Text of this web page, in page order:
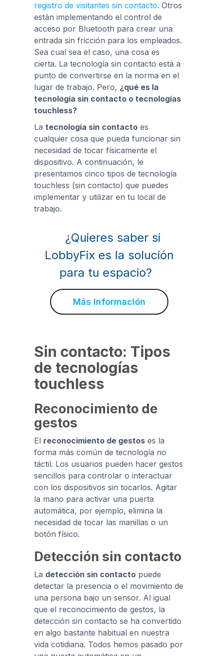
registro de visitantes sin contacto. Otros
están implementando el control de
acceso por Bluetooth para crear una
entrada sin fricción para los empleados.
Sea cual sea el caso, una cosa es
cierta. La tecnología sin contacto está a
punto de convertirse en la norma en el
lugar de trabajo. Pero, ¿qué es la
tecnología sin contacto o tecnologías
touchless?
La tecnología sin contacto es
cualquier cosa que pueda funcionar sin
necesidad de tocar físicamente el
dispositivo. A continuación, le
presentamos cinco tipos de tecnología
touchless (sin contacto) que puedes
implementar y utilizar en tu local de
trabajo.
¿Quieres saber si
LobbyFix es la solución
para tu espacio?
Más Información
Sin contacto: Tipos
de tecnologías
touchless
Reconocimiento de
gestos
El reconocimiento de gestos es la
forma más común de tecnología no
táctil. Los usuarios pueden hacer gestos
sencillos para controlar o interactuar
con los dispositivos sin tocarlos. Agitar
la mano para activar una puerta
automática, por ejemplo, elimina la
necesidad de tocar las manillas o un
botón físico.
Detección sin contacto
La detección sin contacto puede
detectar la presencia o el movimiento de
una persona bajo un sensor. Al igual
que el reconocimiento de gestos, la
detección sin contacto se ha convertido
en algo bastante habitual en nuestra
vida cotidiana. Todos hemos pasado por